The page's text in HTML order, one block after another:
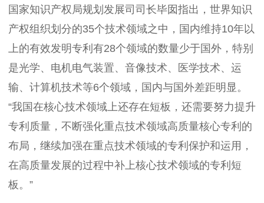
国家知识产权局规划发展司司长毕囡指出，世界知识
产权组织划分的35个技术领域之中，国内维持10年以
上的有效发明专利有28个领域的数量少于国外，特别
是光学、电机电气装置、音像技术、医学技术、运
输、计算机技术等6个领域，国内与国外差距明显。
“我国在核心技术领域上还存在短板，还需要努力提升
专利质量，不断强化重点技术领域高质量核心专利的
布局，继续加强在重点技术领域的专利保护和运用，
在高质量发展的过程中补上核心技术领域的专利短
板。”